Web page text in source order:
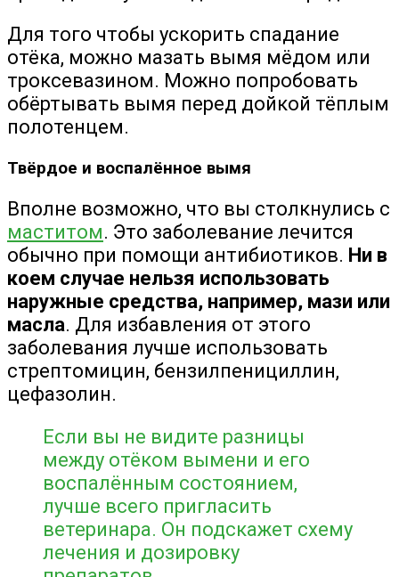
Для того чтобы ускорить спадание
отёка, можно мазать вымя мёдом или
троксевазином. Можно попробовать
обёртывать вымя перед дойкой тёплым
полотенцем.
Твёрдое и воспалённое вымя
Вполне возможно, что вы столкнулись с
маститом. Это заболевание лечится
обычно при помощи антибиотиков. Ни в
коем случае нельзя использовать
наружные средства, например, мази или
масла. Для избавления от этого
заболевания лучше использовать
стрептомицин, бензилпенициллин,
цефазолин.
Если вы не видите разницы
между отёком вымени и его
воспалённым состоянием,
лучше всего пригласить
ветеринара. Он подскажет схему
лечения и дозировку